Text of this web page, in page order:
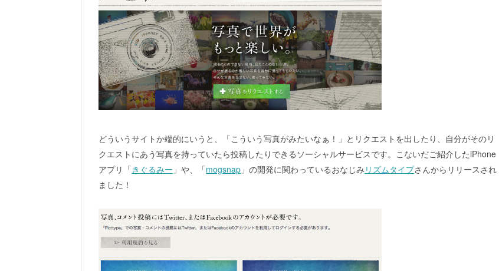
どういうサイトか端的にいうと、「こういう写真がみたいなぁ！」とリクエストを出したり、自分がそのリ
クエストにあう写真を持っていたら投稿したりできるソーシャルサービスです。こないだご紹介したiPhone
アプリ「きぐるみー 」や、「mogsnap 」の開発に関わっているおなじみ リズムタイプさんからリリースされ
ました！